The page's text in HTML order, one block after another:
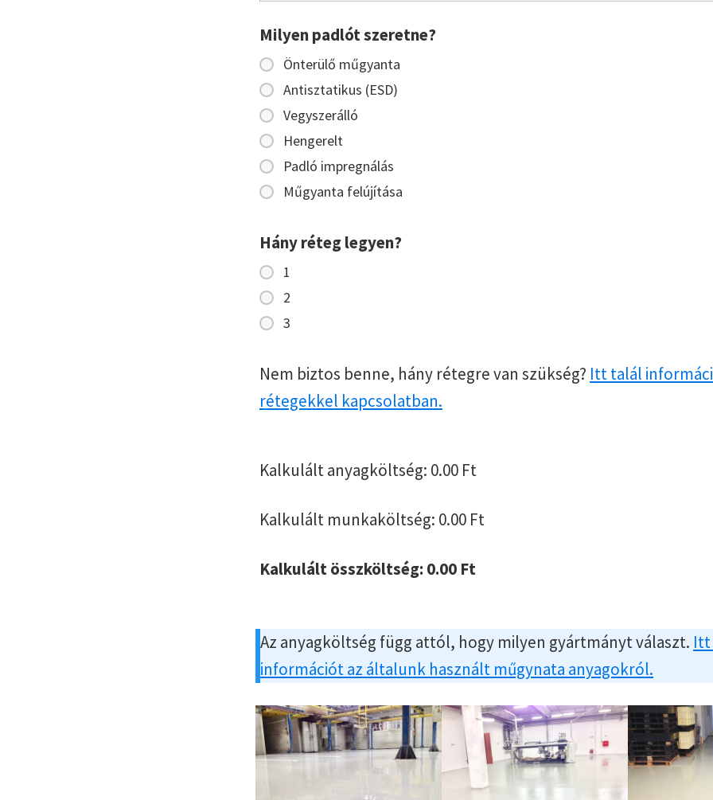
Milyen padlót szeretne?
Önterülő műgyanta
Antisztatikus (ESD)
Vegyszerálló
Hengerelt
Padló impregnálás
Műgyanta felújítása
Hány réteg legyen?
1
2
3
Nem biztos benne, hány rétegre van szükség? Itt talál
rétegekkel kapcsolatban.
Kalkulált anyagköltség: 0.00 Ft
Kalkulált munkaköltség: 0.00 Ft
Kalkulált összköltség: 0.00 Ft
Az anyagköltség függ attól, hogy milyen gyártmányt választ. Itt
információt az általunk használt műgynata anyagokról.